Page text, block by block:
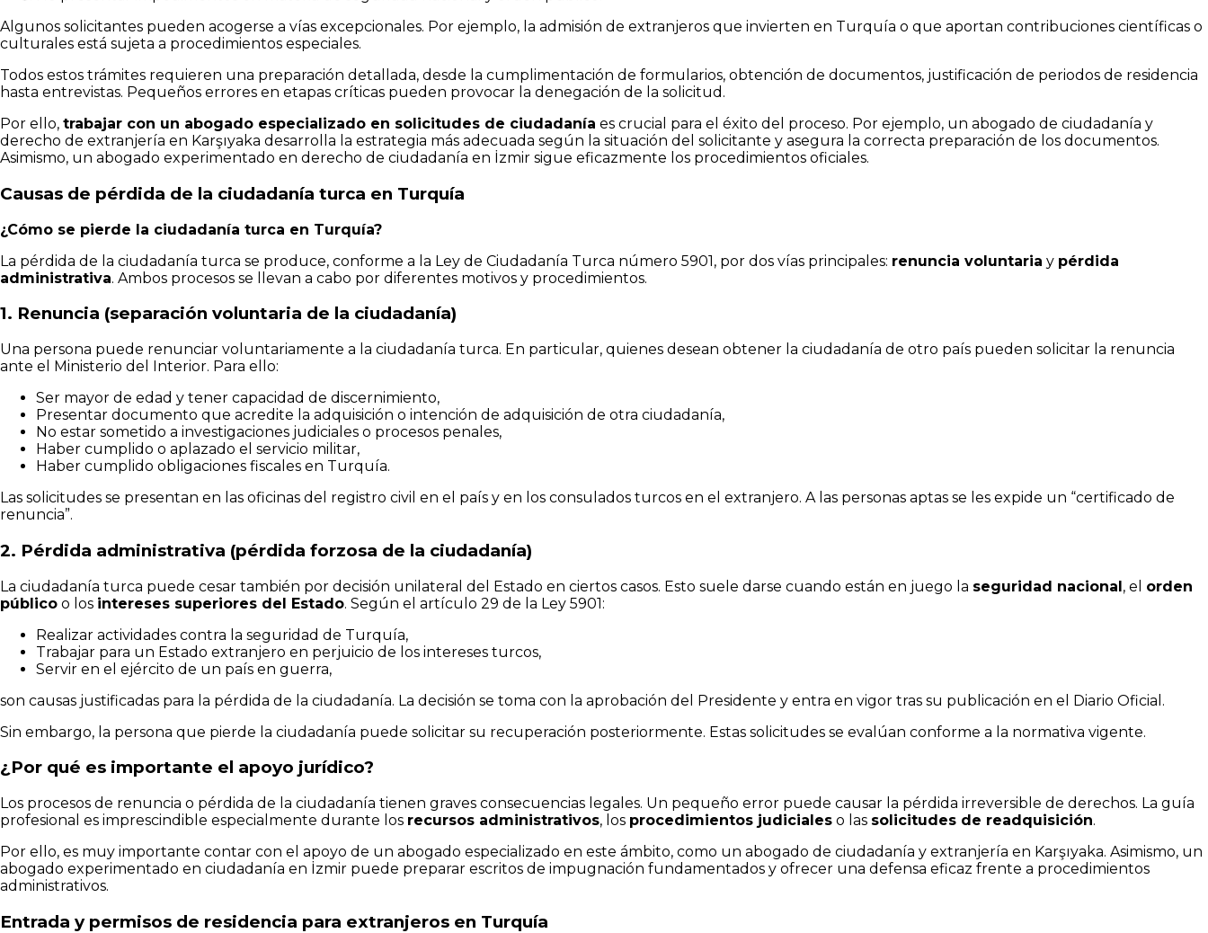
Algunos solicitantes pueden acogerse a vías excepcionales. Por ejemplo, la admisión de extranjeros que invierten en Turquía o que aportan contribuciones científicas o
culturales está sujeta a procedimientos especiales.
Todos estos trámites requieren una preparación detallada, desde la cumplimentación de formularios, obtención de documentos, justificación de periodos de residencia
hasta entrevistas. Pequeños errores en etapas críticas pueden provocar la denegación de la solicitud.
Por ello, trabajar con un abogado especializado en solicitudes de ciudadanía es crucial para el éxito del proceso. Por ejemplo, un abogado de ciudadanía y
derecho de extranjería en Karşıyaka desarrolla la estrategia más adecuada según la situación del solicitante y asegura la correcta preparación de los documentos.
Asimismo, un abogado experimentado en derecho de ciudadanía en İzmir sigue eficazmente los procedimientos oficiales.
Causas de pérdida de la ciudadanía turca en Turquía
¿Cómo se pierde la ciudadanía turca en Turquía?
La pérdida de la ciudadanía turca se produce, conforme a la Ley de Ciudadanía Turca número 5901, por dos vías principales: renuncia voluntaria y pérdida
administrativa. Ambos procesos se llevan a cabo por diferentes motivos y procedimientos.
1. Renuncia (separación voluntaria de la ciudadanía)
Una persona puede renunciar voluntariamente a la ciudadanía turca. En particular, quienes desean obtener la ciudadanía de otro país pueden solicitar la renuncia
ante el Ministerio del Interior. Para ello:
Ser mayor de edad y tener capacidad de discernimiento,
Presentar documento que acredite la adquisición o intención de adquisición de otra ciudadanía,
No estar sometido a investigaciones judiciales o procesos penales,
Haber cumplido o aplazado el servicio militar,
Haber cumplido obligaciones fiscales en Turquía.
Las solicitudes se presentan en las oficinas del registro civil en el país y en los consulados turcos en el extranjero. A las personas aptas se les expide un “certificado de
renuncia”.
2. Pérdida administrativa (pérdida forzosa de la ciudadanía)
La ciudadanía turca puede cesar también por decisión unilateral del Estado en ciertos casos. Esto suele darse cuando están en juego la seguridad nacional, el orden
público o los intereses superiores del Estado. Según el artículo 29 de la Ley 5901:
Realizar actividades contra la seguridad de Turquía,
Trabajar para un Estado extranjero en perjuicio de los intereses turcos,
Servir en el ejército de un país en guerra,
son causas justificadas para la pérdida de la ciudadanía. La decisión se toma con la aprobación del Presidente y entra en vigor tras su publicación en el Diario Oficial.
Sin embargo, la persona que pierde la ciudadanía puede solicitar su recuperación posteriormente. Estas solicitudes se evalúan conforme a la normativa vigente.
¿Por qué es importante el apoyo jurídico?
Los procesos de renuncia o pérdida de la ciudadanía tienen graves consecuencias legales. Un pequeño error puede causar la pérdida irreversible de derechos. La guía
profesional es imprescindible especialmente durante los recursos administrativos, los procedimientos judiciales o las solicitudes de readquisición.
Por ello, es muy importante contar con el apoyo de un abogado especializado en este ámbito, como un abogado de ciudadanía y extranjería en Karşıyaka. Asimismo, un
abogado experimentado en ciudadanía en İzmir puede preparar escritos de impugnación fundamentados y ofrecer una defensa eficaz frente a procedimientos
administrativos.
Entrada y permisos de residencia para extranjeros en Turquía